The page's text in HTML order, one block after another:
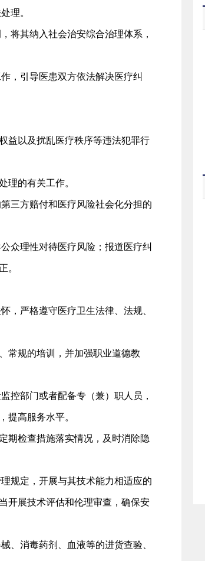
理。
将其纳入社会治安综合治理体系，
，引导医患双方依法解决医疗纠
益以及扰乱医疗秩序等违法犯罪行
理的有关工作。
三方赔付和医疗风险社会化分担的
众理性对待医疗风险；报道医疗纠
。
，严格遵守医疗卫生法律、法规、
常规的培训，并加强职业道德教
控部门或者配备专（兼）职人员，
提高服务水平。
期检查措施落实情况，及时消除隐
规定，开展与其技术能力相适应的
开展技术评估和伦理审查，确保安
、消毒药剂、血液等的进货查验、